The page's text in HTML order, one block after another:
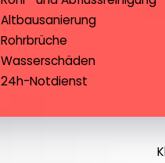
Altbausanierung
Rohrbrüche
Wasserschäden
24h-Notdienst